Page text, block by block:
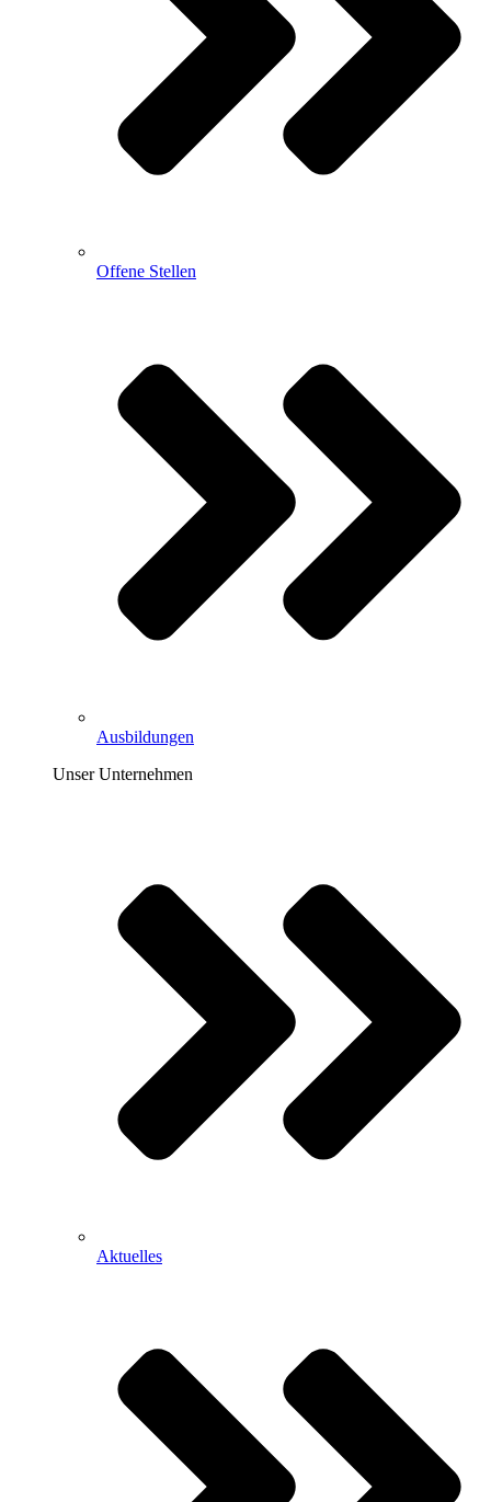
Offene Stellen
Ausbildungen
Unser Unternehmen
Aktuelles